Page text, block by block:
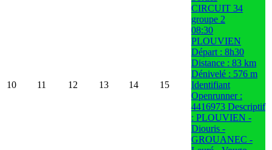
10 11 12 13 14 15
CIRCUIT 34
groupe 2
08:30
PLOUVIEN
Départ : 8h30
Distance : 83 km
Dénivelé : 576 m
Identifiant
Openrunner :
4416973 Descriptif
: PLOUVIEN -
Diouris -
GROUANEC -